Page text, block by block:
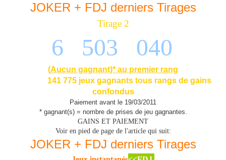
JOKER + FDJ derniers Tirages
Tirage 2
6 503 040
(Aucun gagnant)* au premier rang
141 775 jeux gagnants tous rangs de gains
confondus
Paiement avant le 19/03/2011
* gagnant(s) = nombre de prises de jeu gagnantes.
GAINS ET PAIEMENT
Voir en pied de page de l'article qui suit:
JOKER + FDJ derniers Tirages